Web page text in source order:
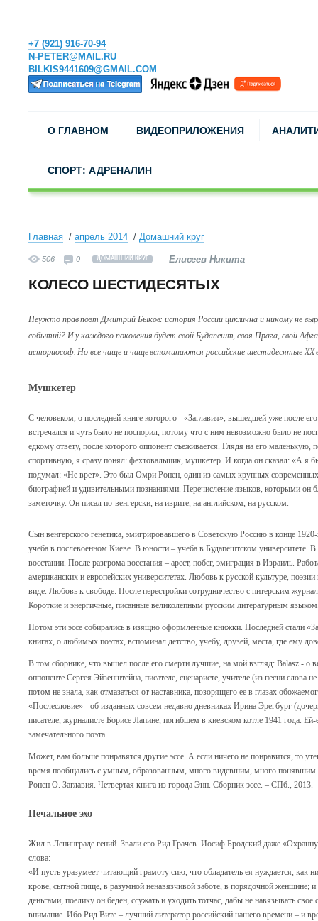
+7 (921) 916-70-94
N-PETER@MAIL.RU
BILKIS9441609@GMAIL.COM
О ГЛАВНОМ ВИДЕОПРИЛОЖЕНИЯ
СПОРТ: АДРЕНАЛИН
Главная апрель 2014 Домашний круг
506 0 ДОМАШНИЙ КРУГ Елисеев Никита
КОЛЕСО ШЕСТИДЕСЯТЫХ
Неужто прав поэт Дмитрий Быков: история России циклична и никому не
событий? И у каждого поколения будет свой Будапешт, своя Прага, свой
историософ. Но все чаще и чаще вспоминаются российские шестидесятые
Мушкетер
С человеком, о последней книге которого - «Заглавия», вышедшей уже после
встречался и чуть было не поспорил, потому что с ним невозможно было не
едкому ответу, после которого оппонент съеживается. Глядя на его
спортивную, я сразу понял: фехтовальщик, мушкетер. И когда он сказал: «А я
подумал: «Не врет». Это был Омри Ронен, один из самых крупных современных
биографией и удивительными познаниями. Перечисление языков, которыми он
заметочку. Он писал по-венгерски, на иврите, на английском, на русском.
Сын венгерского генетика, эмигрировавшего в Советскую Россию в конце
учеба в послевоенном Киеве. В юности – учеба в Будапештском университете. В
восстании. После разгрома восстания – арест, побег, эмиграция в Израиль.
американских и европейских университетах. Любовь к русской культуре,
виде. Любовь к свободе. После перестройки сотрудничество с питерским
Короткие и энергичные, писанные великолепным русским литературным
Потом эти эссе собирались в изящно оформленные книжки. Последней стали
книгах, о любимых поэтах, вспоминал детство, учебу, друзей, места, где ему
В том сборнике, что вышел после его смерти лучшие, на мой взгляд: Balasz - о
оппоненте Сергея Эйзенштейна, писателе, сценаристе, учителе (из песни
потом не знала, как отмазаться от наставника, позорящего ее в глазах
«Послесловие» - об изданных совсем недавно дневниках Ирина Эрегбург
писателе, журналисте Борисе Лапине, погибшем в киевском котле 1941 года.
замечательного поэта.
Может, вам больше понравятся другие эссе. А если ничего не понравится, то
время пообщались с умным, образованным, много видевшим, много понявшим
Ронен О. Заглавия. Четвертая книга из города Энн. Сборник эссе. – СПб., 2013.
Печальное эхо
Жил в Ленинграде гений. Звали его Рид Грачев. Иосиф Бродский даже
слова:
«И пусть уразумеет читающий грамоту сию, что обладатель ея нуждается, как
крове, сытной пище, в разумной ненавязчивой заботе, в порядочной женщине; и
деньгами, поелику он беден, ссужать и уходить тотчас, дабы не навязывать
внимание. Ибо Рид Вите – лучший литератор российский нашего времени – и